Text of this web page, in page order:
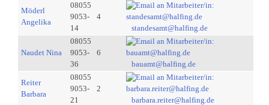
Möderl
Angelika
08055
9053-
14
4
standesamt@halfing.de
Naudet Nina
08055
9053-
36
6
bauamt@halfing.de
Reiter
Barbara
08055
9053-
21
2
barbara.reiter@halfing.de